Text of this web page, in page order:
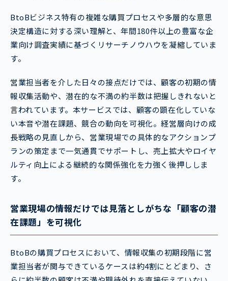
BtoBビジネス特有の複雑な購買プロセスや多層的な意思
決定構造に対する深い理解と、年間180件以上の豊富な企
業向け調査実績に基づくリサーチノウハウを凝縮していま
す。
営業担当者を介した日々の接点だけでは、顧客の初期の情
報収集活動や、潜在的な不満の約半数は把握しきれないと
言われています。本サービスでは、顧客の顕在化していな
い本音や潜在課題、競合の動向を可視化。経営層向けの成
長戦略の見直しから、営業現場での具体的なアクションプ
ランの策定まで一気通貫でサポートし、売上拡大やロイヤ
ルティ向上による継続的な関係強化を力強く後押ししま
す。
営業現場の情報だけでは見落としがちな「顧客の潜
在課題」を可視化
BtoBの購買プロセスにおいて、情報収集の初期段階に営
業担当者が関与できているケースは約4割にとどまり、さ